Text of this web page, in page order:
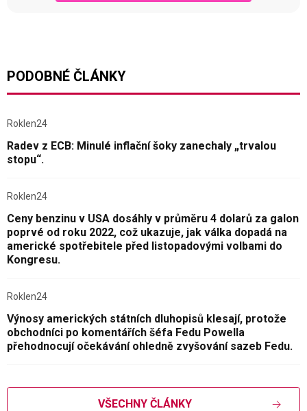
PODOBNÉ ČLÁNKY
Roklen24
Radev z ECB: Minulé inflační šoky zanechaly „trvalou
stopu“.
Roklen24
Ceny benzinu v USA dosáhly v průměru 4 dolarů za galon
poprvé od roku 2022, což ukazuje, jak válka dopadá na
americké spotřebitele před listopadovými volbami do
Kongresu.
Roklen24
Výnosy amerických státních dluhopisů klesají, protože
obchodníci po komentářích šéfa Fedu Powella
přehodnocují očekávání ohledně zvyšování sazeb Fedu.
VŠECHNY ČLÁNKY